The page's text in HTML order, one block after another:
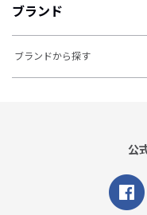
ブランド
ブランドから探す
公